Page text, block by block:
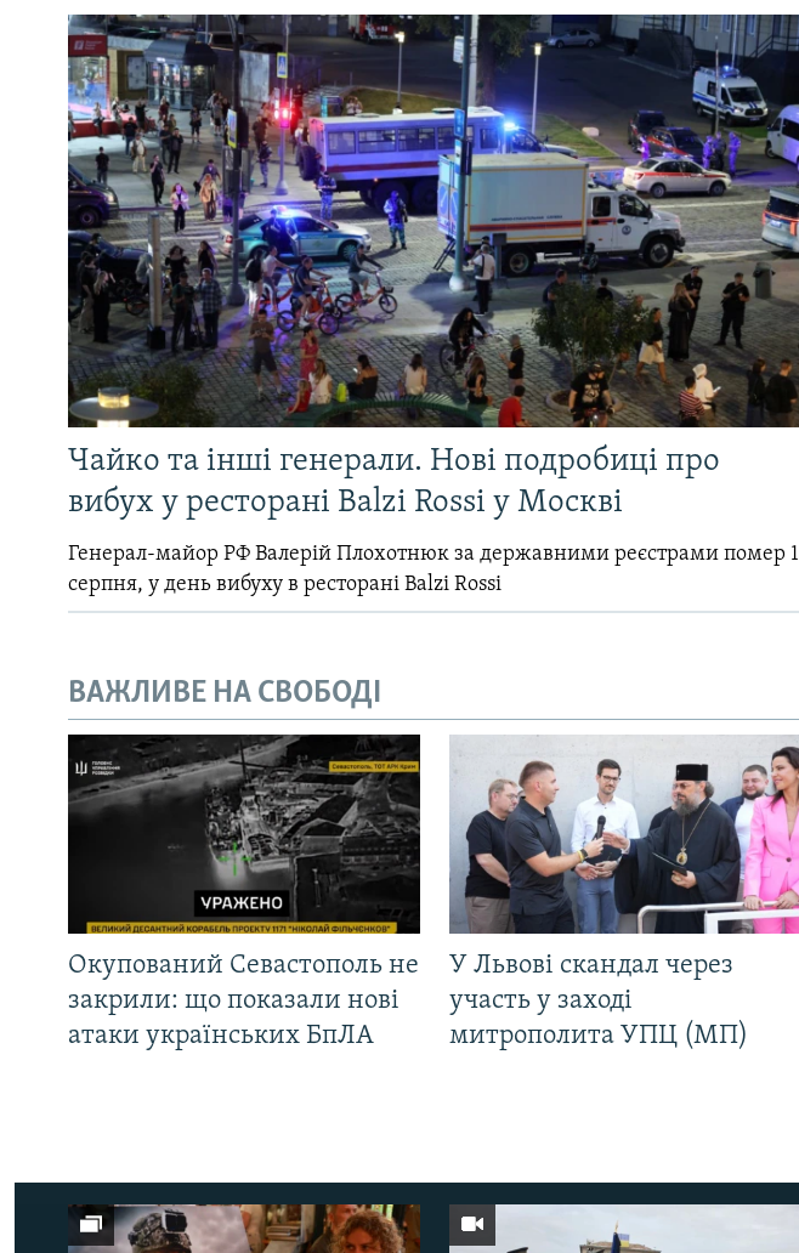
Чайко та інші генерали. Нові подробиці про
вибух у ресторані Balzi Rossi у Москві
Генерал-майор РФ Валерій Плохотнюк за державними реєстрами помер 1
серпня, у день вибуху в ресторані Balzi Rossi
ВАЖЛИВЕ НА СВОБОДІ
Окупований Севастополь не
закрили: що показали нові
атаки українських БпЛА
У Львові скандал через
участь у заході
митрополита УПЦ (МП)